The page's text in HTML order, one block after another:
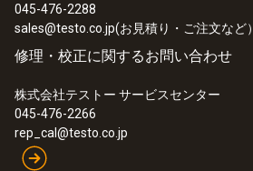
045-476-2288
sales@testo.co.jp(お見積り・ご注文など）
修理・校正に関するお問い合わせ
株式会社テストー サービスセンター
045-476-2266
rep_cal@testo.co.jp